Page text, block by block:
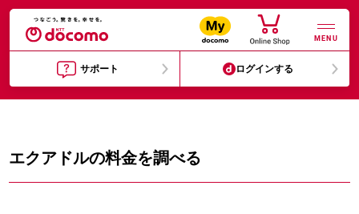
MENU
サポート ログインする
エクアドルの料金を調べる